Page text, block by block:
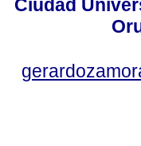
Ciudad